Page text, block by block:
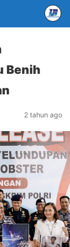
Benih
2 tahun ago